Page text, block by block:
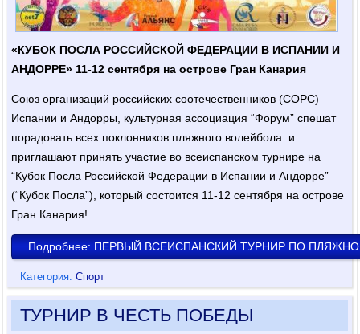
«КУБОК ПОСЛА РОССИЙСКОЙ ФЕДЕРАЦИИ В ИСПАНИИ И
АНДОРРЕ» 11-12 сентября на острове Гран Канария
Союз организаций российских соотечественников (СОРС)
Испании и Андорры, культурная ассоциация “Форум” спешат
порадовать всех поклонников пляжного волейбола и
приглашают принять участие во всеиспанском турнире на
“Кубок Посла Российской Федерации в Испании и Андорре”
(“Кубок Посла”), который состоится 11-12 сентября на острове
Гран Канария!
Подробнее: ПЕРВЫЙ ВСЕИСПАНСКИЙ ТУРНИР ПО
Категория:Спорт
ТУРНИР В ЧЕСТЬ ПОБЕДЫ